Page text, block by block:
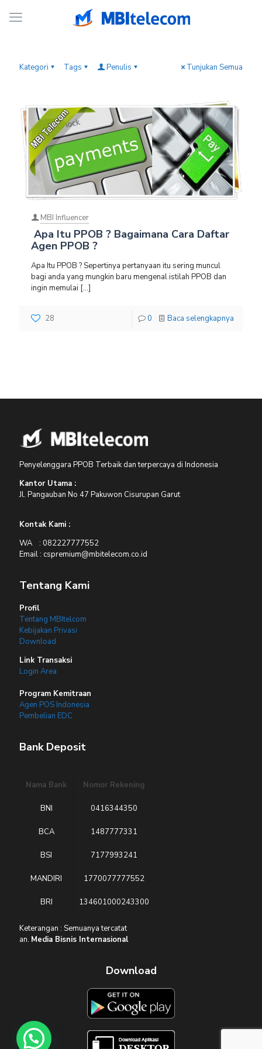
Kategori Tags Penulis Tunjukan Semua
MBI Influencer
Apa Itu PPOB ? Bagaimana Cara Daftar
Agen PPOB ?
Apa Itu PPOB ? Sepertinya pertanyaan itu sering muncul
bagi anda yang mungkin baru mengenal istilah PPOB dan
ingin memulai […]
28 0 Baca selengkapnya
Penyelenggara PPOB Terbaik dan terpercaya di Indonesia
Kantor Utama :
Jl. Pangauban No 47 Pakuwon Cisurupan Garut
Kontak Kami :
WA : 082227777552
Email : cspremium@mbitelecom.co.id
Tentang Kami
Profil
Tentang MBItelcom
Kebijakan Privasi
Download
Link Transaksi
Login Area
Program Kemitraan
Agen POS Indonesia
Pembelian EDC
Bank Deposit
Nama Bank Nomor Rekening
BNI 0416344350
BCA 1487777331
BSI 7177993241
MANDIRI 1770077777552
BRI 134601000243300
Keterangan : Semuanya tercatat
an. Media Bisnis Internasional
Download